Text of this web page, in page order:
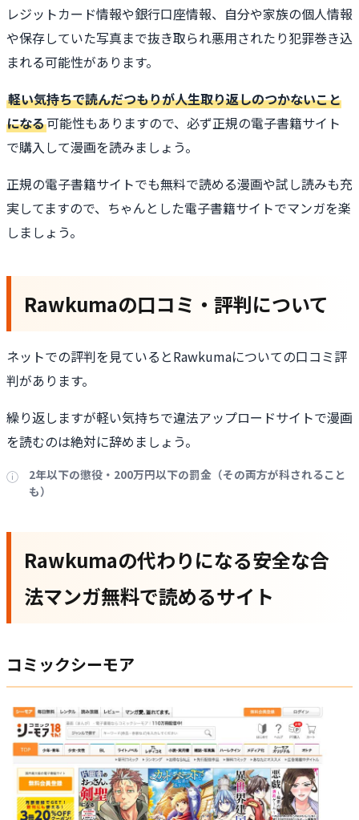
レジットカード情報や銀行口座情報、自分や家族の個人情報
や保存していた写真まで抜き取られ悪用されたり犯罪巻き込
まれる可能性があります。
軽い気持ちで読んだつもりが人生取り返しのつかないこと
になる可能性もありますので、必ず正規の電子書籍サイト
で購入して漫画を読みましょう。
正規の電子書籍サイトでも無料で読める漫画や試し読みも充
実してますので、ちゃんとした電子書籍サイトでマンガを楽
しましょう。
Rawkumaの口コミ・評判について
ネットでの評判を見ているとRawkumaについての口コミ評
判があります。
繰り返しますが軽い気持ちで違法アップロードサイトで漫画
を読むのは絶対に辞めましょう。
2年以下の懲役・200万円以下の罰金（その両方が科されること
も）
Rawkumaの代わりになる安全な合
法マンガ無料で読めるサイト
コミックシーモア